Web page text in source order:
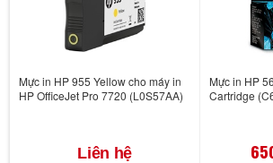
Mực in HP 955 Yellow cho máy in
HP OfficeJet Pro 7720 (L0S57AA)
Liên hệ
Mực in HP
Cartridge